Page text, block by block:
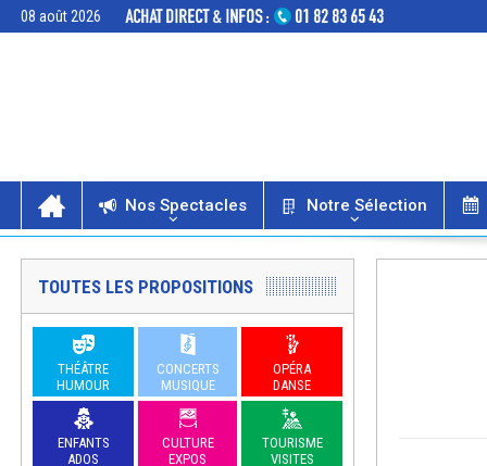
08 août 2026
Nos Spectacles Notre Sélection
TOUTES LES PROPOSITIONS
THÉÂTRE
HUMOUR
CONCERTS
MUSIQUE
OPÉRA
DANSE
ENFANTS
ADOS
CULTURE
EXPOS
TOURISME
VISITES